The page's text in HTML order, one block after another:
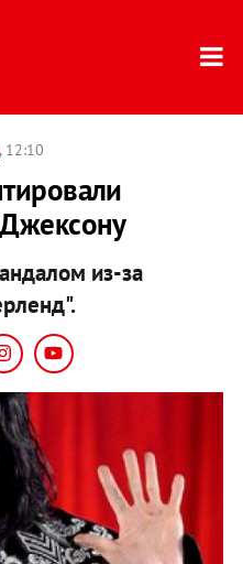
, 12:10
из-за